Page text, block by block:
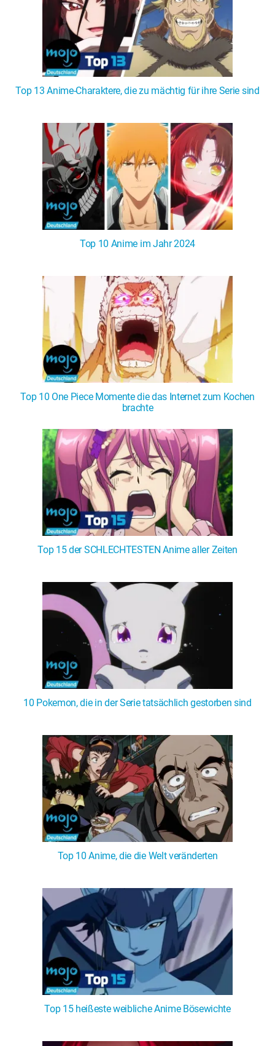
Top 13 Anime-Charaktere, die zu mächtig für ihre Serie sind
Top 10 Anime im Jahr 2024
Top 10 One Piece Momente die das Internet zum Kochen
brachte
Top 15 der SCHLECHTESTEN Anime aller Zeiten
10 Pokemon, die in der Serie tatsächlich gestorben sind
Top 10 Anime, die die Welt veränderten
Top 15 heißeste weibliche Anime Bösewichte